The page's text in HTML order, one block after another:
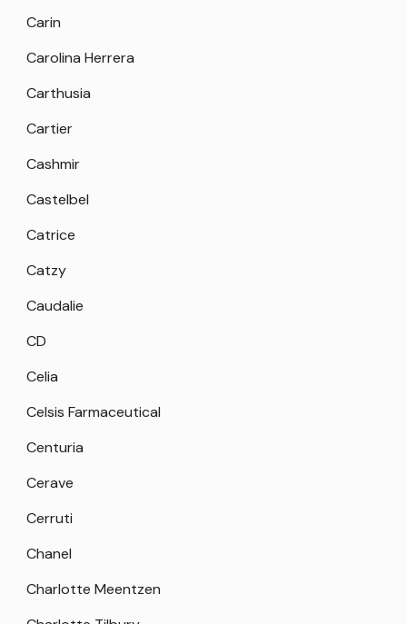
Carin
Carolina Herrera
Carthusia
Cartier
Cashmir
Castelbel
Catrice
Catzy
Caudalie
CD
Celia
Celsis Farmaceutical
Centuria
Cerave
Cerruti
Chanel
Charlotte Meentzen